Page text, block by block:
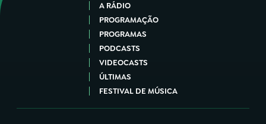
A RÁDIO
PROGRAMAÇÃO
PROGRAMAS
PODCASTS
VIDEOCASTS
ÚLTIMAS
FESTIVAL DE MÚSICA